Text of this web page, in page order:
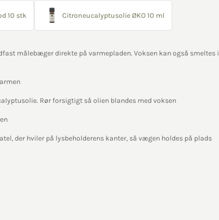
10 stk Citroneucalyptusolie ØKO 10 ml
målebæger direkte på varmepladen. Voksen kan også smeltes i
Rør forsigtigt så olien blandes med voksen
der hviler på lysbeholderens kanter, så vægen holdes på plads